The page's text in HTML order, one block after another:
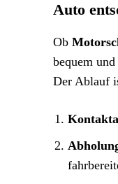
Auto
Ob
bequem
Der Ablauf